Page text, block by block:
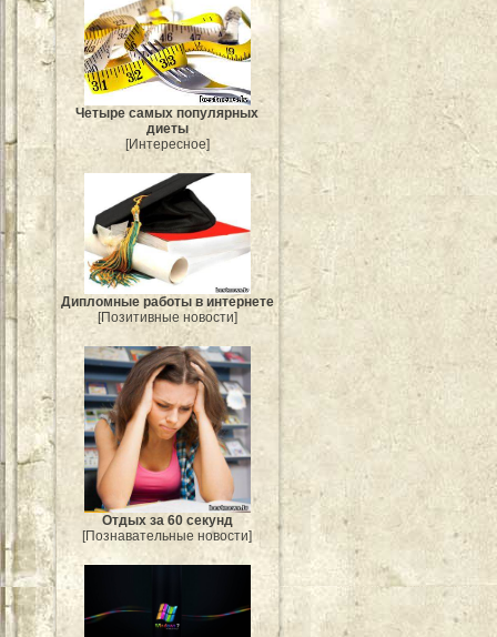
Четыре самых популярных
диеты
[Интересное]
Дипломные работы в интернете
[Позитивные новости]
Отдых за 60 секунд
[Познавательные новости]